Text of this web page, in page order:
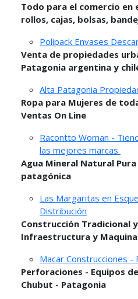
Todo para el comercio en
rollos, cajas, bolsas,
Polipack Envases
Venta de propiedades
Patagonia argentina y
Alta Patagonia
Ropa para Mujeres de
Ventas On Line
Racontto Woman -
las mejores marcas
Agua Mineral Natural
patagónica
Las Margaritas en
Distribución
Construcción Tradicional
Infraestructura y
Macar Construcciones -
Perforaciones - Equipos
Chubut - Patagonia